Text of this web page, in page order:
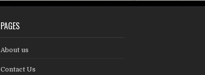
PAGES
About us
Contact Us